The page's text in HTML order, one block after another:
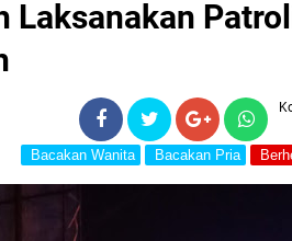
Laksanakan
Bacakan Wanita Bacakan Pria